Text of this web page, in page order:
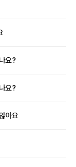
요?
요?
아요